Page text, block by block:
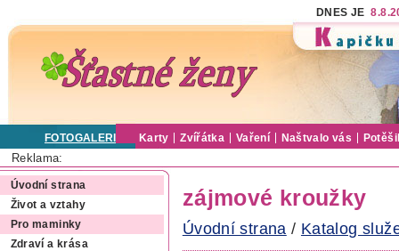
DNES JE
FOTOGALERIE Karty Zvířátka Vaření Naštvalo vás
Reklama:
Úvodní strana
Život a vztahy
Pro maminky
Zdraví a krása
zájmové kroužky
Úvodní strana / Katalog